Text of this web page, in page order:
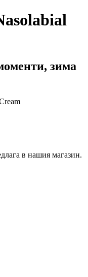
зима
в нашия магазин.